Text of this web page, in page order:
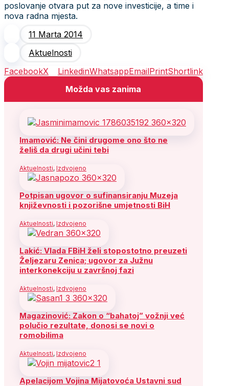
poslovanje otvara put za nove investicije, a time i
nova radna mjesta.
11 Marta 2014
Aktuelnosti
FacebookX LinkedinWhatsappEmailPrintShortlink
Možda vas zanima
Imamović: Ne čini drugome ono što ne
želiš da drugi učini tebi
Aktuelnosti, Izdvojeno
Potpisan ugovor o sufinansiranju Muzeja
književnosti i pozorišne umjetnosti BiH
Aktuelnosti, Izdvojeno
Lakić: Vlada FBiH želi stopostotno preuzeti
Željezaru Zenica; ugovor za Južnu
interkonekciju u završnoj fazi
Aktuelnosti, Izdvojeno
Magazinović: Zakon o “bahatoj” vožnji već
polučio rezultate, donosi se novi o
romobilima
Aktuelnosti, Izdvojeno
Apelacijom Vojina Mijatovoća Ustavni sud